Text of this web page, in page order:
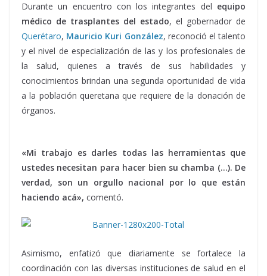
Durante un encuentro con los integrantes del equipo
médico de trasplantes del estado, el gobernador de
Querétaro, Mauricio Kuri González, reconoció el talento
y el nivel de especialización de las y los profesionales de
la salud, quienes a través de sus habilidades y
conocimientos brindan una segunda oportunidad de vida
a la población queretana que requiere de la donación de
órganos.
«Mi trabajo es darles todas las herramientas que
ustedes necesitan para hacer bien su chamba (…). De
verdad, son un orgullo nacional por lo que están
haciendo acá», comentó.
Asimismo, enfatizó que diariamente se fortalece la
coordinación con las diversas instituciones de salud en el